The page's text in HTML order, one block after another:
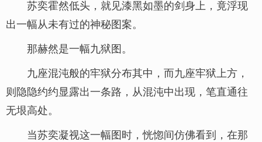
苏奕霍然低头，就见漆黑如墨的剑身上，竟浮现
出一幅从未有过的神秘图案。
那赫然是一幅九狱图。
九座混沌般的牢狱分布其中，而九座牢狱上方，
则隐隐约约显露出一条路，从混沌中出现，笔直通往
无垠高处。
当苏奕凝视这一幅图时，恍惚间仿佛看到，在那